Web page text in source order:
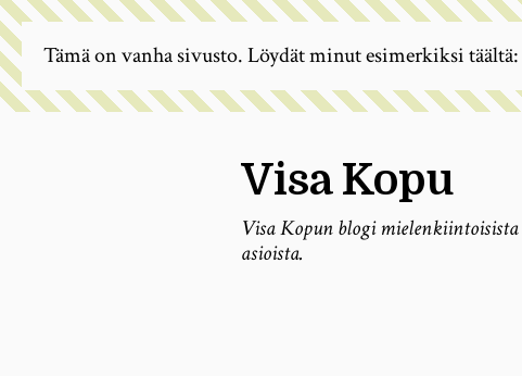
Visa Kopu
Visa Kopun blogi mielenkiintoisista
asioista.
Tämä on vanha sivusto. Löydät minut esimerkiksi täältä: